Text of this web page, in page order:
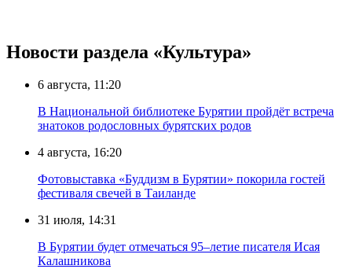
Новости раздела «Культура»
6 августа, 11:20
В Национальной библиотеке Бурятии пройдёт встреча
знатоков родословных бурятских родов
4 августа, 16:20
Фотовыставка «Буддизм в Бурятии» покорила гостей
фестиваля свечей в Таиланде
31 июля, 14:31
В Бурятии будет отмечаться 95–летие писателя Исая
Калашникова